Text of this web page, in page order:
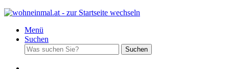
Menü
Suchen
Suchen